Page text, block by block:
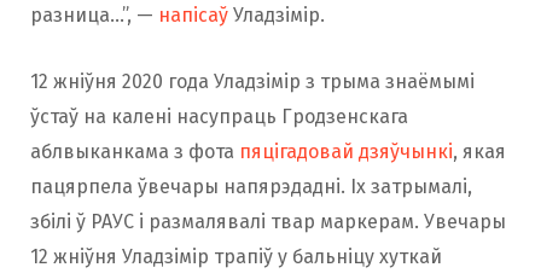
разница…”, — напісаў Уладзімір.
12 жніўня 2020 года Уладзімір з трыма знаёмымі
ўстаў на калені насупраць Гродзенскага
аблвыканкама з фота пяцігадовай дзяўчынкі, якая
пацярпела ўвечары напярэдадні. Іх затрымалі,
збілі ў РАУС і размалявалі твар маркерам. Увечары
12 жніўня Уладзімір трапіў у бальніцу хуткай